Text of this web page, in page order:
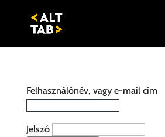
Felhasználónév, vagy e-mail cím
Jelszó